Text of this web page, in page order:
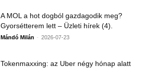
A MOL a hot dogból gazdagodik meg?
Gyorsétterem lett – Üzleti hírek (4).
Mándó Milán - 2026-07-23
Tokenmaxxing: az Uber négy hónap alatt